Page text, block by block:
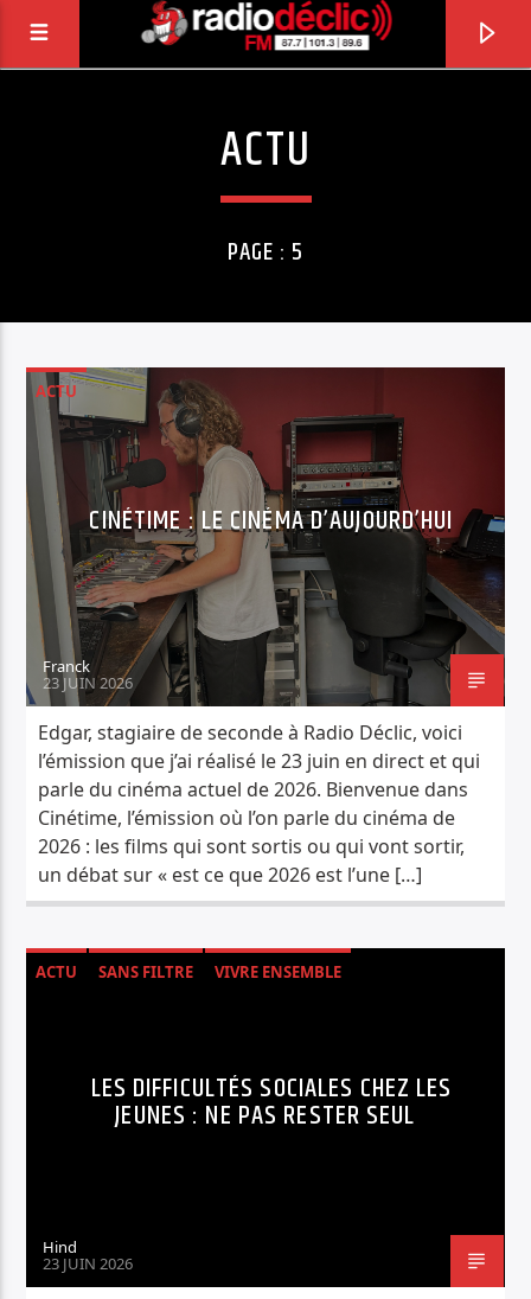
RADIO DÉCLIC
VOTRE RADIO ASSOCIATIVE EN TERRES DE
PISTE ACTUELLE
REGGAE ACT'
PRÉSENTÉ PAR DIMITRI LION
Radio Déclic
ACTU
PAGE : 5
ACTU
CINÉTIME : LE CINÉMA D’AUJOURD’HUI
Franck
23 JUIN 2026
Edgar, stagiaire de seconde à Radio Déclic, voici
l’émission que j’ai réalisé le 23 juin en direct et qui
parle du cinéma actuel de 2026. Bienvenue dans
Cinétime, l’émission où l’on parle du cinéma de
2026 : les films qui sont sortis ou qui vont sortir,
un débat sur « est ce que 2026 est l’une […]
ACTU SANS FILTRE VIVRE ENSEMBLE
LES DIFFICULTÉS SOCIALES CHEZ LES
JEUNES : NE PAS RESTER SEUL
Hind
23 JUIN 2026